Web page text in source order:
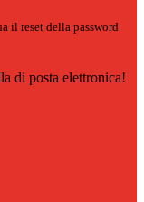
il reset della password
di posta elettronica!